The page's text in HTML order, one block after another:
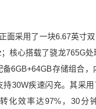
面采用了一块6.67英寸
核心搭载了骁龙765G
6GB+64GB存储组合，
持30W疾速闪充。其采
化效率达97%，30分